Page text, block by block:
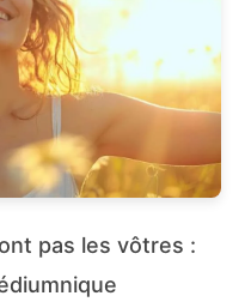
pas les vôtres :